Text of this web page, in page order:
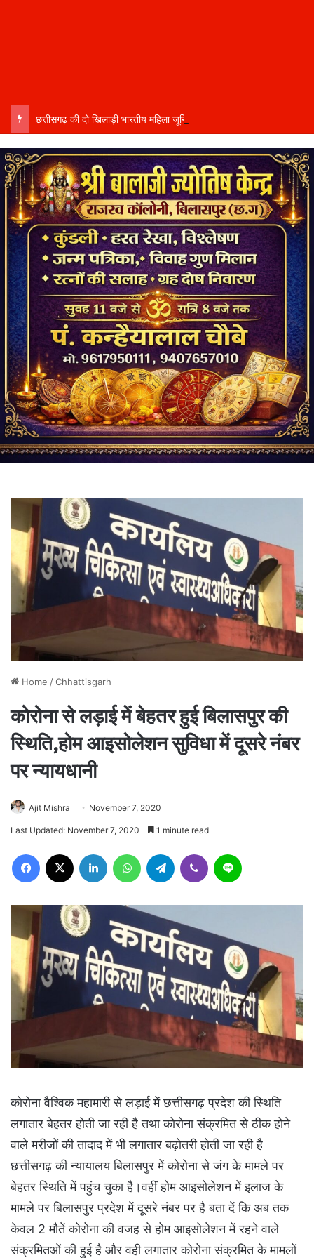
Home /Chhattisgarh
कोरोना से लड़ाई में बेहतर हुई बिलासपुर की
स्थिति,होम आइसोलेशन सुविधा में दूसरे नंबर
पर न्यायधानी
Ajit Mishra November 7, 2020
Last Updated: November 7, 2020 1 minute read
Facebook LinkedIn WhatsAppTelegram Viber
कोरोना वैश्विक महामारी से लड़ाई में छत्तीसगढ़ प्रदेश की स्थिति
लगातार बेहतर होती जा रही है तथा कोरोना संक्रमित से ठीक होने
वाले मरीजों की तादाद में भी लगातार बढ़ोतरी होती जा रही है
छत्तीसगढ़ की न्यायालय बिलासपुर में कोरोना से जंग के मामले पर
बेहतर स्थिति में पहुंच चुका है।वहीं होम आइसोलेशन में इलाज के
मामले पर बिलासपुर प्रदेश में दूसरे नंबर पर है बता दें कि अब तक
केवल 2 मौतें कोरोना की वजह से होम आइसोलेशन में रहने वाले
संक्रमितओं की हुई है और वही लगातार कोरोना संक्रमित के मामलों